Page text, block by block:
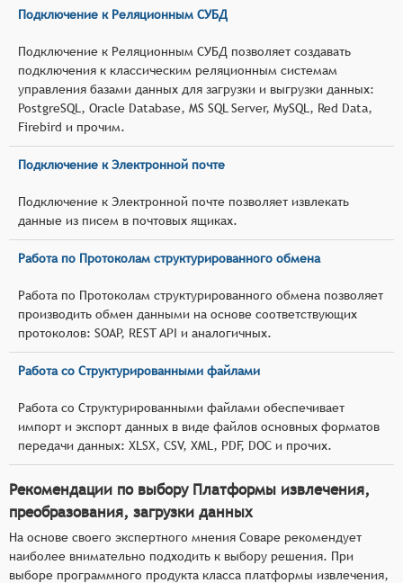
Подключение к Реляционным СУБД
Подключение к Реляционным СУБД позволяет создавать
подключения к классическим реляционным системам
управления базами данных для загрузки и выгрузки данных:
PostgreSQL, Oracle Database, MS SQL Server, MySQL, Red Data,
Firebird и прочим.
Подключение к Электронной почте
Подключение к Электронной почте позволяет извлекать
данные из писем в почтовых ящиках.
Работа по Протоколам структурированного обмена
Работа по Протоколам структурированного обмена позволяет
производить обмен данными на основе соответствующих
протоколов: SOAP, REST API и аналогичных.
Работа со Структурированными файлами
Работа со Структурированными файлами обеспечивает
импорт и экспорт данных в виде файлов основных форматов
передачи данных: XLSX, CSV, XML, PDF, DOC и прочих.
Рекомендации по выбору Платформы извлечения,
преобразования, загрузки данных
На основе своего экспертного мнения Соваре рекомендует
наиболее внимательно подходить к выбору решения. При
выборе программного продукта класса платформы извлечения,